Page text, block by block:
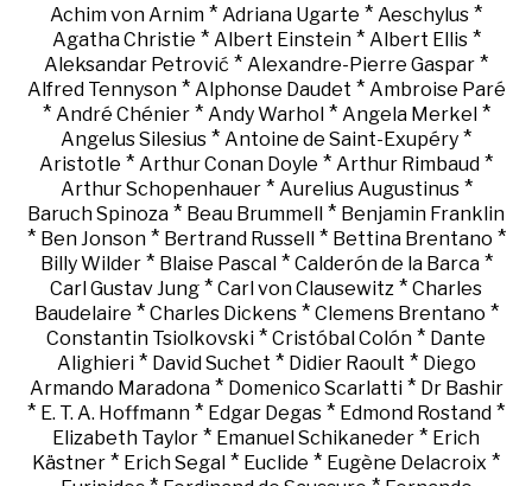
Achim von Arnim * Adriana Ugarte * Aeschylus *
Agatha Christie * Albert Einstein* Albert Ellis*
Aleksandar Petrović * Alexandre-Pierre Gaspar *
Alfred Tennyson* Alphonse Daudet * Ambroise Paré
* André Chénier* Andy Warhol * Angela Merkel *
Angelus Silesius * Antoine de Saint-Exupéry *
Aristotle * Arthur Conan Doyle * Arthur Rimbaud *
Arthur Schopenhauer* Aurelius Augustinus*
Baruch Spinoza * Beau Brummell * Benjamin Franklin
* Ben Jonson* Bertrand Russell * Bettina Brentano *
Billy Wilder* Blaise Pascal* Calderón de la Barca*
Carl Gustav Jung * Carl von Clausewitz * Charles
Baudelaire * Charles Dickens* Clemens Brentano *
Constantin Tsiolkovski * Cristóbal Colón * Dante
Alighieri* David Suchet * Didier Raoult * Diego
Armando Maradona* Domenico Scarlatti* Dr Bashir
* E. T. A. Hoffmann * Edgar Degas * Edmond Rostand *
Elizabeth Taylor * Emanuel Schikaneder * Erich
Kästner * Erich Segal * Euclide * Eugène Delacroix *